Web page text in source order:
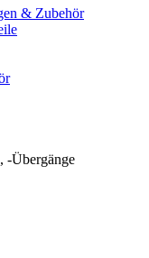
& Zubehör
-Übergänge